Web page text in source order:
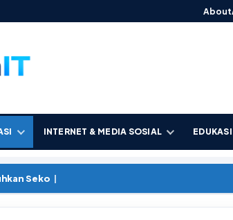
About
INTERNET & MEDIA SOSIAL